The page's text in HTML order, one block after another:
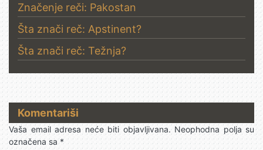
Značenje reči: Pakostan
Šta znači reč: Apstinent?
Šta znači reč: Težnja?
Komentariši
Vaša email adresa neće biti objavljivana. Neophodna polja su
označena sa*